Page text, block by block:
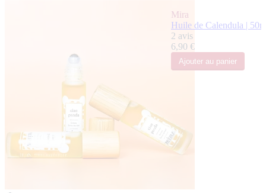
Mira
Huile de Calendula |
2 avis
6,90 €
Ajouter au panier